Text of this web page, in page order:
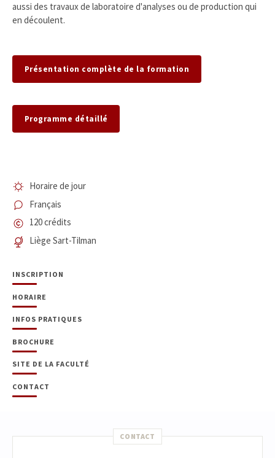
aussi des travaux de laboratoire d'analyses ou de production qui
en découlent.
Présentation complète de la formation
Programme détaillé
Horaire de jour
Français
120 crédits
Liège Sart-Tilman
INSCRIPTION
HORAIRE
INFOS PRATIQUES
BROCHURE
SITE DE LA FACULTÉ
CONTACT
CONTACT